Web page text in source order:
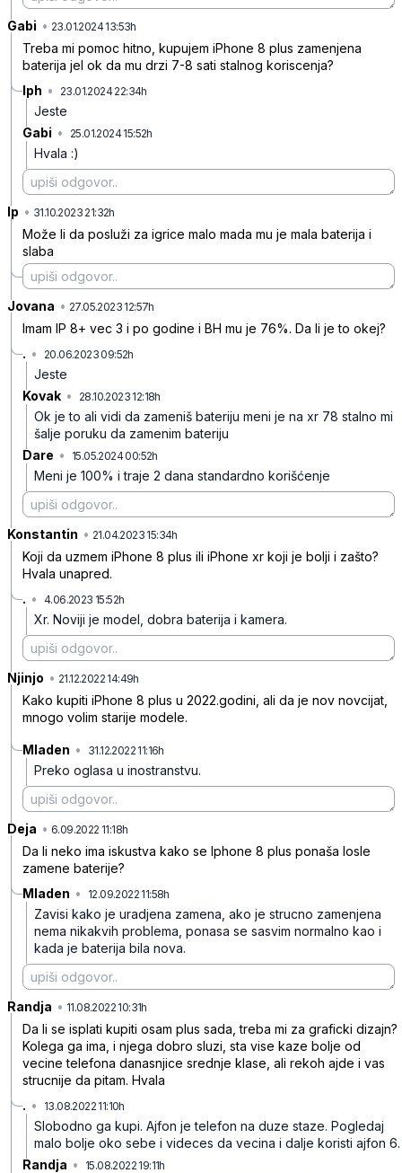
Gabi • 23.01.2024 13:53h
Treba mi pomoc hitno, kupujem iPhone 8 plus zamenjena
baterija jel ok da mu drzi 7-8 sati stalnog koriscenja?
Iph • 23.01.2024 22:34h
Jeste
Gabi • 25.01.2024 15:52h
Hvala :)
Ip • 31.10.2023 21:32h
Može li da posluži za igrice malo mada mu je mala baterija i
slaba
Jovana • 27.05.2023 12:57h
Imam IP 8+ vec 3 i po godine i BH mu je 76%. Da li je to okej?
. • 20.06.2023 09:52h
Jeste
Kovak • 28.10.2023 12:18h
Ok je to ali vidi da zameniš bateriju meni je na xr 78 stalno mi
šalje poruku da zamenim bateriju
Dare • 15.05.2024 00:52h
Meni je 100% i traje 2 dana standardno korišćenje
Konstantin • 21.04.2023 15:34h
Koji da uzmem iPhone 8 plus ili iPhone xr koji je bolji i zašto?
Hvala unapred.
. • 4.06.2023 15:52h
Xr. Noviji je model, dobra baterija i kamera.
Njinjo • 21.12.2022 14:49h
Kako kupiti iPhone 8 plus u 2022.godini, ali da je nov novcijat,
mnogo volim starije modele.
Mladen • 31.12.2022 11:16h
Preko oglasa u inostranstvu.
Deja • 6.09.2022 11:18h
Da li neko ima iskustva kako se lphone 8 plus ponaša losle
zamene baterije?
Mladen • 12.09.2022 11:58h
Zavisi kako je uradjena zamena, ako je strucno zamenjena
nema nikakvih problema, ponasa se sasvim normalno kao i
kada je baterija bila nova.
Randja • 11.08.2022 10:31h
Da li se isplati kupiti osam plus sada, treba mi za graficki dizajn?
Kolega ga ima, i njega dobro sluzi, sta vise kaze bolje od
vecine telefona danasnjice srednje klase, ali rekoh ajde i vas
strucnije da pitam. Hvala
. • 13.08.2022 11:10h
Slobodno ga kupi. Ajfon je telefon na duze staze. Pogledaj
malo bolje oko sebe i videces da vecina i dalje koristi ajfon 6.
Randja • 15.08.2022 19:11h